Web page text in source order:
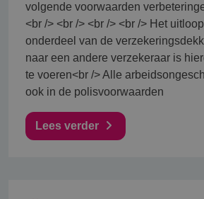
volgende voorwaarden
<br /> <br /> <br /> <br /> Het
onderdeel van de
naar een andere verzekeraar is
te voeren<br /> Alle
ook in de polisvoorwaarden
Lees verder